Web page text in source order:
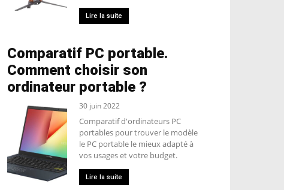
Lire la suite
Comparatif PC portable.
Comment choisir son
ordinateur portable ?
30 juin 2022
Comparatif d'ordinateurs PC
portables pour trouver le modèle
le PC portable le mieux adapté à
vos usages et votre budget.
Lire la suite